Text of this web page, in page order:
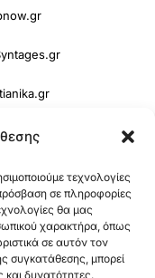
τεχνολογίες
σε πληροφορίες
θα μας
χαρακτήρα, όπως
σε αυτόν τον
συγκατάθεσης, μπορεί
και δυνατότητες.